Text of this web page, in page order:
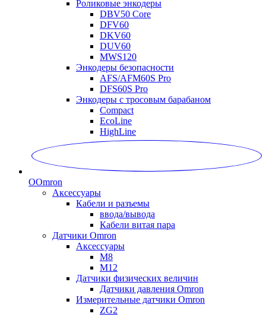
Роликовые энкодеры
DBV50 Core
DFV60
DKV60
DUV60
MWS120
Энкодеры безопасности
AFS/AFM60S Pro
DFS60S Pro
Энкодеры с тросовым барабаном
Compact
EcoLine
HighLine
OOmron
Аксессуары
Кабели и разъемы
ввода/вывода
Кабели витая пара
Датчики Omron
Аксессуары
M8
M12
Датчики физических величин
Датчики давления Omron
Измерительные датчики Omron
ZG2